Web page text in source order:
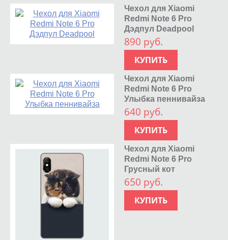
Чехол для Xiaomi
Redmi Note 6 Pro
Дэдпул Deadpool
890 руб.
КУПИТЬ
Чехол для Xiaomi
Redmi Note 6 Pro
Улыбка пеннивайза
640 руб.
КУПИТЬ
Чехол для Xiaomi
Redmi Note 6 Pro
Грусный кот
650 руб.
КУПИТЬ